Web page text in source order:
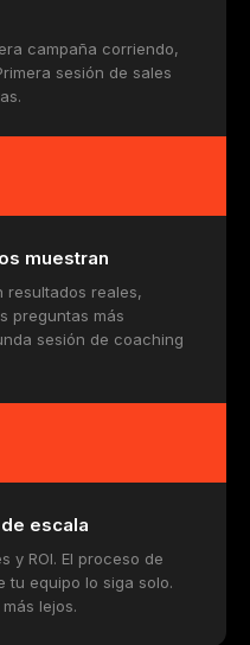
campaña corriendo,
sesión de sales
muestran
resultados reales,
preguntas más
sesión de coaching
escala
y ROI. El proceso de
tu equipo lo siga solo.
lejos.